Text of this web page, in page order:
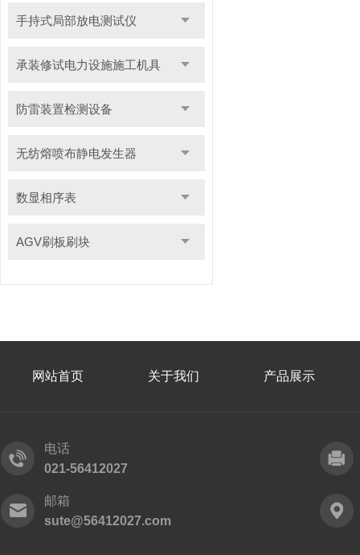
手持式局部放电测试仪
承装修试电力设施施工机具
防雷装置检测设备
无纺熔喷布静电发生器
数显相序表
AGV刷板刷块
网站首页 关于我们 产品展示
电话
021-56412027
邮箱
sute@56412027.com